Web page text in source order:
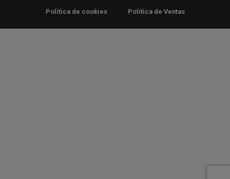
Política de cookies Política de Ventas